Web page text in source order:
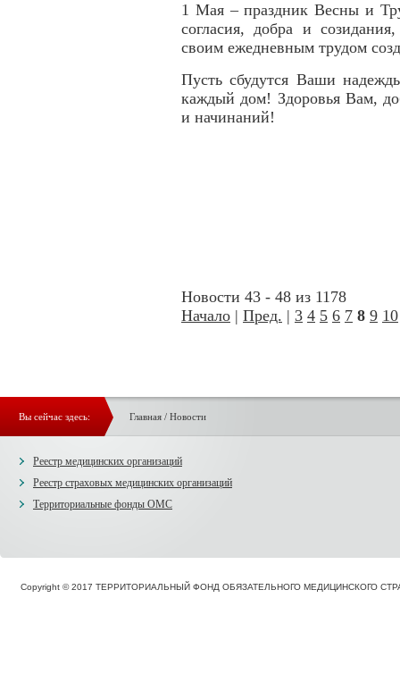
1 Мая – праздник Весны и
согласия, добра и
своим ежедневным трудом
Пусть сбудутся Ваши
каждый дом! Здоровья Вам,
и начинаний!
Новости 43 - 48 из 1178
Начало | Пред. | 3 4 5 6 7 8 9 10
Вы сейчас здесь: Главная/ Новости
Реестр медицинских организаций
Реестр страховых медицинских организаций
Территориальные фонды ОМС
Copyright © 2017 ТЕРРИТОРИАЛЬНЫЙ ФОНД ОБЯЗАТЕЛЬНОГО МЕДИЦИНСКОГО